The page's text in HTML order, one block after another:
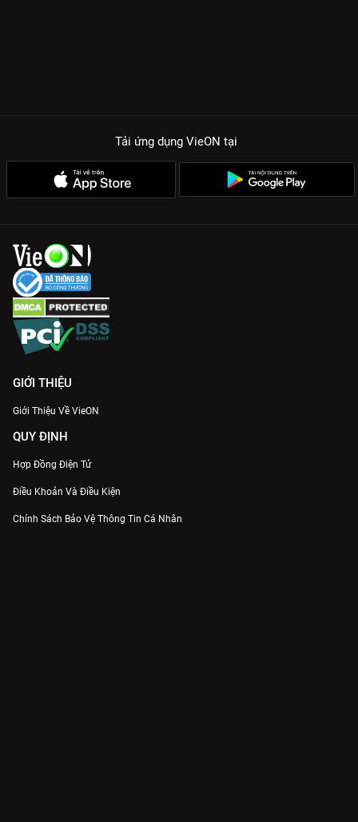
Tải ứng dụng VieON tại
GIỚI THIỆU
Giới Thiệu Về VieON
QUY ĐỊNH
Hợp Đồng Điện Tử
Điều Khoản Và Điều Kiện
Chính Sách Bảo Vệ Thông Tin Cá Nhân